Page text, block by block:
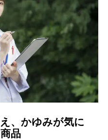
、かゆみが気に
品